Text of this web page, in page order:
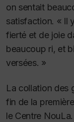
on sentait
satisfaction. « Il
fierté et de joie
beaucoup ri, et
versées. »
La collation des
fin de la
le Centre NouLa.